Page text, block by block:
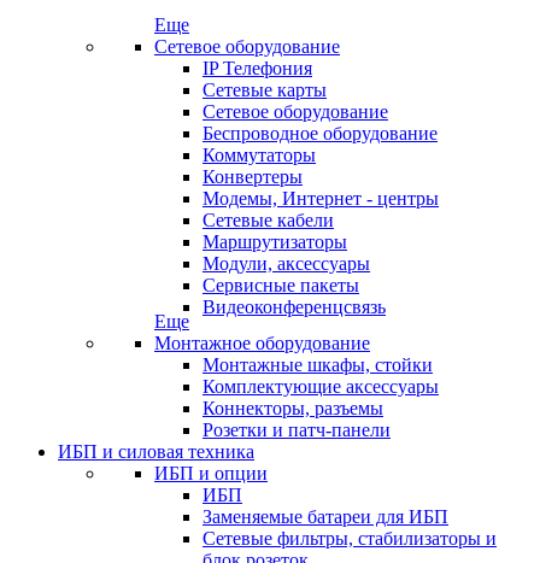
Еще
Сетевое оборудование
IP Телефония
Сетевые карты
Сетевое оборудование
Беспроводное оборудование
Коммутаторы
Конвертеры
Модемы, Интернет - центры
Сетевые кабели
Маршрутизаторы
Модули, аксессуары
Сервисные пакеты
Видеоконференцсвязь
Еще
Монтажное оборудование
Монтажные шкафы, стойки
Комплектующие аксессуары
Коннекторы, разъемы
Розетки и патч-панели
ИБП и силовая техника
ИБП и опции
ИБП
Заменяемые батареи для ИБП
Сетевые фильтры, стабилизаторы и